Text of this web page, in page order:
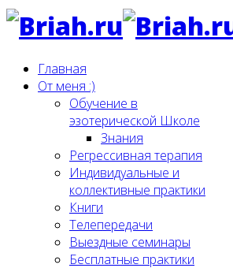
Главная
От меня :)
Обучение в
эзотерической Школе
Знания
Регрессивная терапия
Индивидуальные и
коллективные практики
Книги
Телепередачи
Выездные семинары
Бесплатные практики